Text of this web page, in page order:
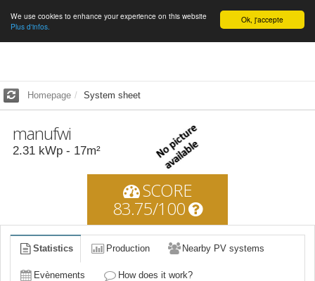
English Ok, j'accepte
We use cookies to enhance your experience on this website
Plus d'infos.
Homepage System sheet
manufwi
2.31 kWp - 17m²
SCORE
83.75/100
Statistics Production Nearby PV systems
Evènements How does it work?